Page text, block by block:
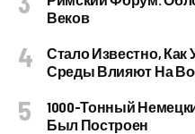
Веков
Стало Известно,
Среды Влияют На
1000-Тонный
Был Построен